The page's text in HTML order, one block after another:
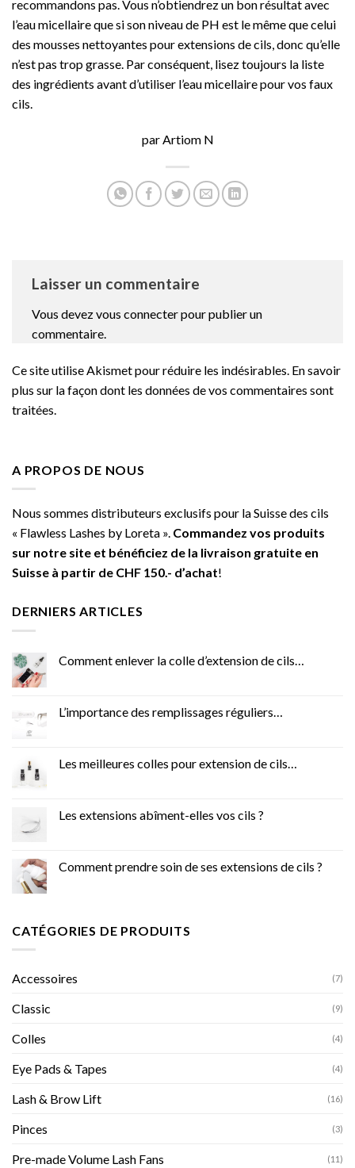
recommandons pas. Vous n’obtiendrez un bon résultat avec
l’eau micellaire que si son niveau de PH est le même que celui
des mousses nettoyantes pour extensions de cils, donc qu’elle
n’est pas trop grasse. Par conséquent, lisez toujours la liste
des ingrédients avant d’utiliser l’eau micellaire pour vos faux
cils.
par Artiom N
Laisser un commentaire
Vous devezvous connecterpour publier un
commentaire.
Ce site utilise Akismet pour réduire les indésirables. En savoir
plus sur la façon dont les données de vos commentaires sont
traitées
A PROPOS DE NOUS
Nous sommes distributeurs exclusifs pour la Suisse des cils
« Flawless Lashes by Loreta ». Commandez vos produits
sur notre site et bénéficiez de la livraison gratuite en
Suisse à partir de CHF 150.- d’achat!
DERNIERS ARTICLES
Comment enlever la colle d’extension de cils…
L’importance des remplissages réguliers…
Les meilleures colles pour extension de cils…
Les extensions abîment-elles vos cils ?
Comment prendre soin de ses extensions de cils ?
CATÉGORIES DE PRODUITS
Accessoires (7)
Classic (9)
Colles (4)
Eye Pads & Tapes (4)
Lash & Brow Lift (16)
Pinces (3)
Pre-made Volume Lash Fans (11)